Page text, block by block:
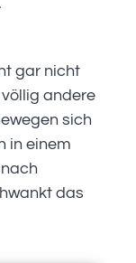
gar nicht
andere
sich
in einem
das